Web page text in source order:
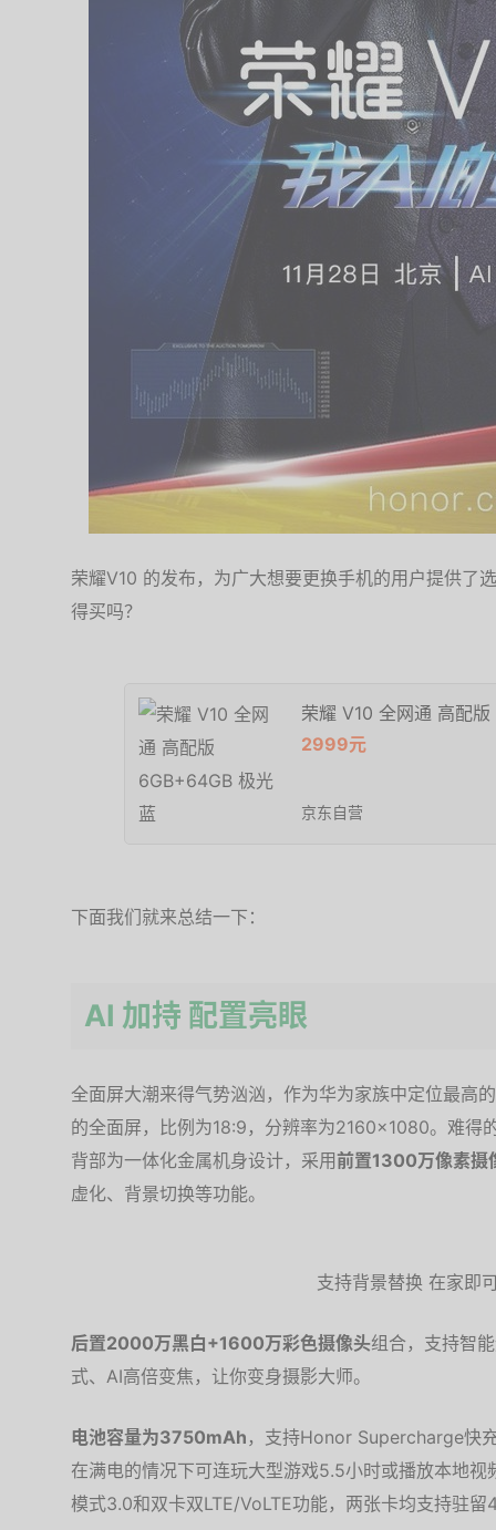
荣耀V10 的发布，为广大想要更换手机的用户提供了
得买吗？
荣耀 V10 全网通 高配
2999元
京东自营
下面我们就来总结一下：
AI 加持 配置亮眼
全面屏大潮来得气势汹汹，作为华为家族中定位最高
的全面屏，比例为18:9，分辨率为2160×1080。难得
背部为一体化金属机身设计，采用前置1300万像素摄
虚化、背景切换等功能。
支持背景替换 在家即
后置2000万黑白+1600万彩色摄像头组合，支持智
式、AI高倍变焦，让你变身摄影大师。
电池容量为3750mAh ，支持Honor Supercharge快
在满电的情况下可连玩大型游戏5.5小时或播放本地
模式3.0和双卡双LTE/VoLTE功能，两张卡均支持驻留